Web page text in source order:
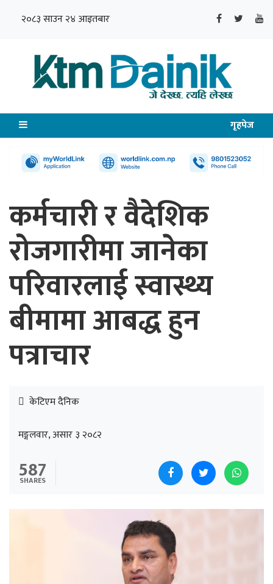
२०८३ साउन २४ आइतबार
गृहपेज
कर्मचारी र वैदेशिक
रोजगारीमा जानेका
परिवारलाई स्वास्थ्य
बीमामा आबद्ध हुन
पत्राचार
केटिएम दैनिक
मङ्गलवार, असार ३ २०८२
587
SHARES